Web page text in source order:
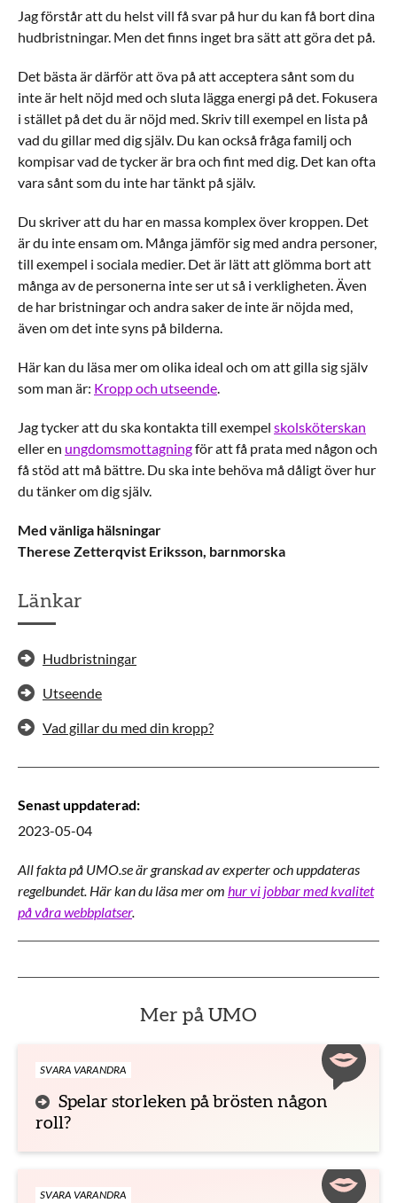
Jag förstår att du helst vill få svar på hur du kan få bort dina
hudbristningar. Men det finns inget bra sätt att göra det på.
Det bästa är därför att öva på att acceptera sånt som du
inte är helt nöjd med och sluta lägga energi på det. Fokusera
i stället på det du är nöjd med. Skriv till exempel en lista på
vad du gillar med dig själv. Du kan också fråga familj och
kompisar vad de tycker är bra och fint med dig. Det kan ofta
vara sånt som du inte har tänkt på själv.
Du skriver att du har en massa komplex över kroppen. Det
är du inte ensam om. Många jämför sig med andra personer,
till exempel i sociala medier. Det är lätt att glömma bort att
många av de personerna inte ser ut så i verkligheten. Även
de har bristningar och andra saker de inte är nöjda med,
även om det inte syns på bilderna.
Här kan du läsa mer om olika ideal och om att gilla sig själv
som man är: Kropp och utseende.
Jag tycker att du ska kontakta till exempel skolsköterskan
eller en ungdomsmottagningför att få prata med någon och
få stöd att må bättre. Du ska inte behöva må dåligt över hur
du tänker om dig själv.
Med vänliga hälsningar
Therese Zetterqvist Eriksson, barnmorska
Länkar
Hudbristningar
Utseende
Vad gillar du med din kropp?
Senast uppdaterad:
2023-05-04
All fakta på UMO.se är granskad av experter och uppdateras
regelbundet. Här kan du läsa mer om hur vi jobbar med kvalitet
på våra webbplatser.
Mer på UMO
SVARA VARANDRA
Spelar storleken på brösten någon
roll?
SVARA VARANDRA